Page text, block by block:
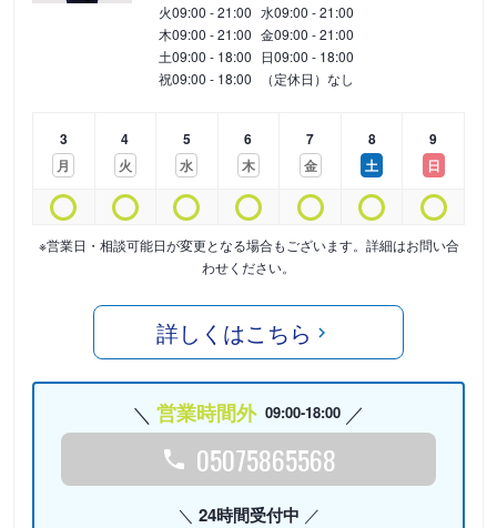
火09:00 - 21:00 水09:00 - 21:00
木09:00 - 21:00 金09:00 - 21:00
土09:00 - 18:00 日09:00 - 18:00
祝09:00 - 18:00 （定休日）なし
3
月
4
火
5
水
6
木
7
金
8
土
9
日
※営業日・相談可能日が変更となる場合もございます。詳細はお問い合
わせください。
詳しくはこちら
営業時間外 09:00-18:00
05075865568
24時間受付中